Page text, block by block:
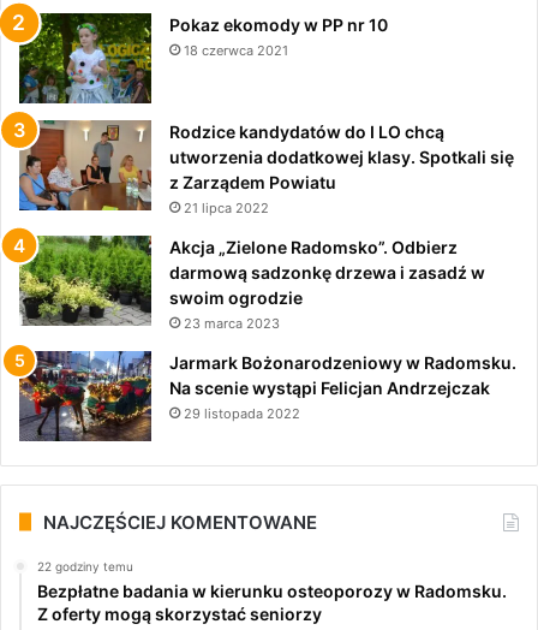
Pokaz ekomody w PP nr 10
18 czerwca 2021
Rodzice kandydatów do I LO chcą
utworzenia dodatkowej klasy. Spotkali się
z Zarządem Powiatu
21 lipca 2022
Akcja „Zielone Radomsko”. Odbierz
darmową sadzonkę drzewa i zasadź w
swoim ogrodzie
23 marca 2023
Jarmark Bożonarodzeniowy w Radomsku.
Na scenie wystąpi Felicjan Andrzejczak
29 listopada 2022
NAJCZĘŚCIEJ KOMENTOWANE
22 godziny temu
Bezpłatne badania w kierunku osteoporozy w Radomsku.
Z oferty mogą skorzystać seniorzy